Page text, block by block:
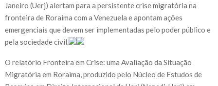
Janeiro (Uerj) alertam para a persistente crise migratória na
fronteira de Roraima com a Venezuela e apontam ações
emergenciais que devem ser implementadas pelo poder público e
pela sociedade civil.
O relatório Fronteira em Crise: uma Avaliação da Situação
Migratória em Roraima, produzido pelo Núcleo de Estudos de